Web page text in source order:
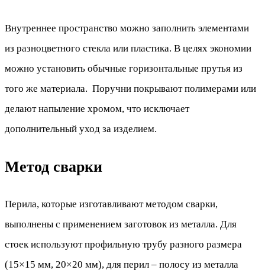
Внутреннее пространство можно заполнить элементами
из разноцветного стекла или пластика. В целях экономии
можно установить обычные горизонтальные прутья из
того же материала. Поручни покрывают полимерами или
делают напыление хромом, что исключает
дополнительный уход за изделием.
Метод сварки
Перила, которые изготавливают методом сварки,
выполнены с применением заготовок из металла. Для
стоек используют профильную трубу разного размера
(15×15 мм, 20×20 мм), для перил – полосу из металла